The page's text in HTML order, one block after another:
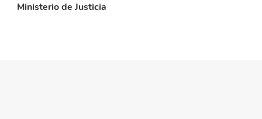
Ministerio de Justicia